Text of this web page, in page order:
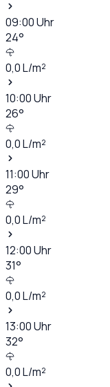
09:00Uhr
24°
0,0L/m²
10:00Uhr
26°
0,0L/m²
11:00Uhr
29°
0,0L/m²
12:00Uhr
31°
0,0L/m²
13:00Uhr
32°
0,0L/m²